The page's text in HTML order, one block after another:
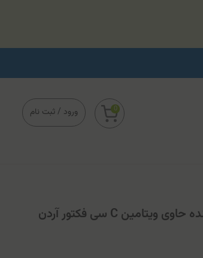
ورود / ثبت نام 0
کرم روز کاسه ای مرطوب‌کننده و روشن‌کننده حاوی ویتامین C سی فکتور آردن